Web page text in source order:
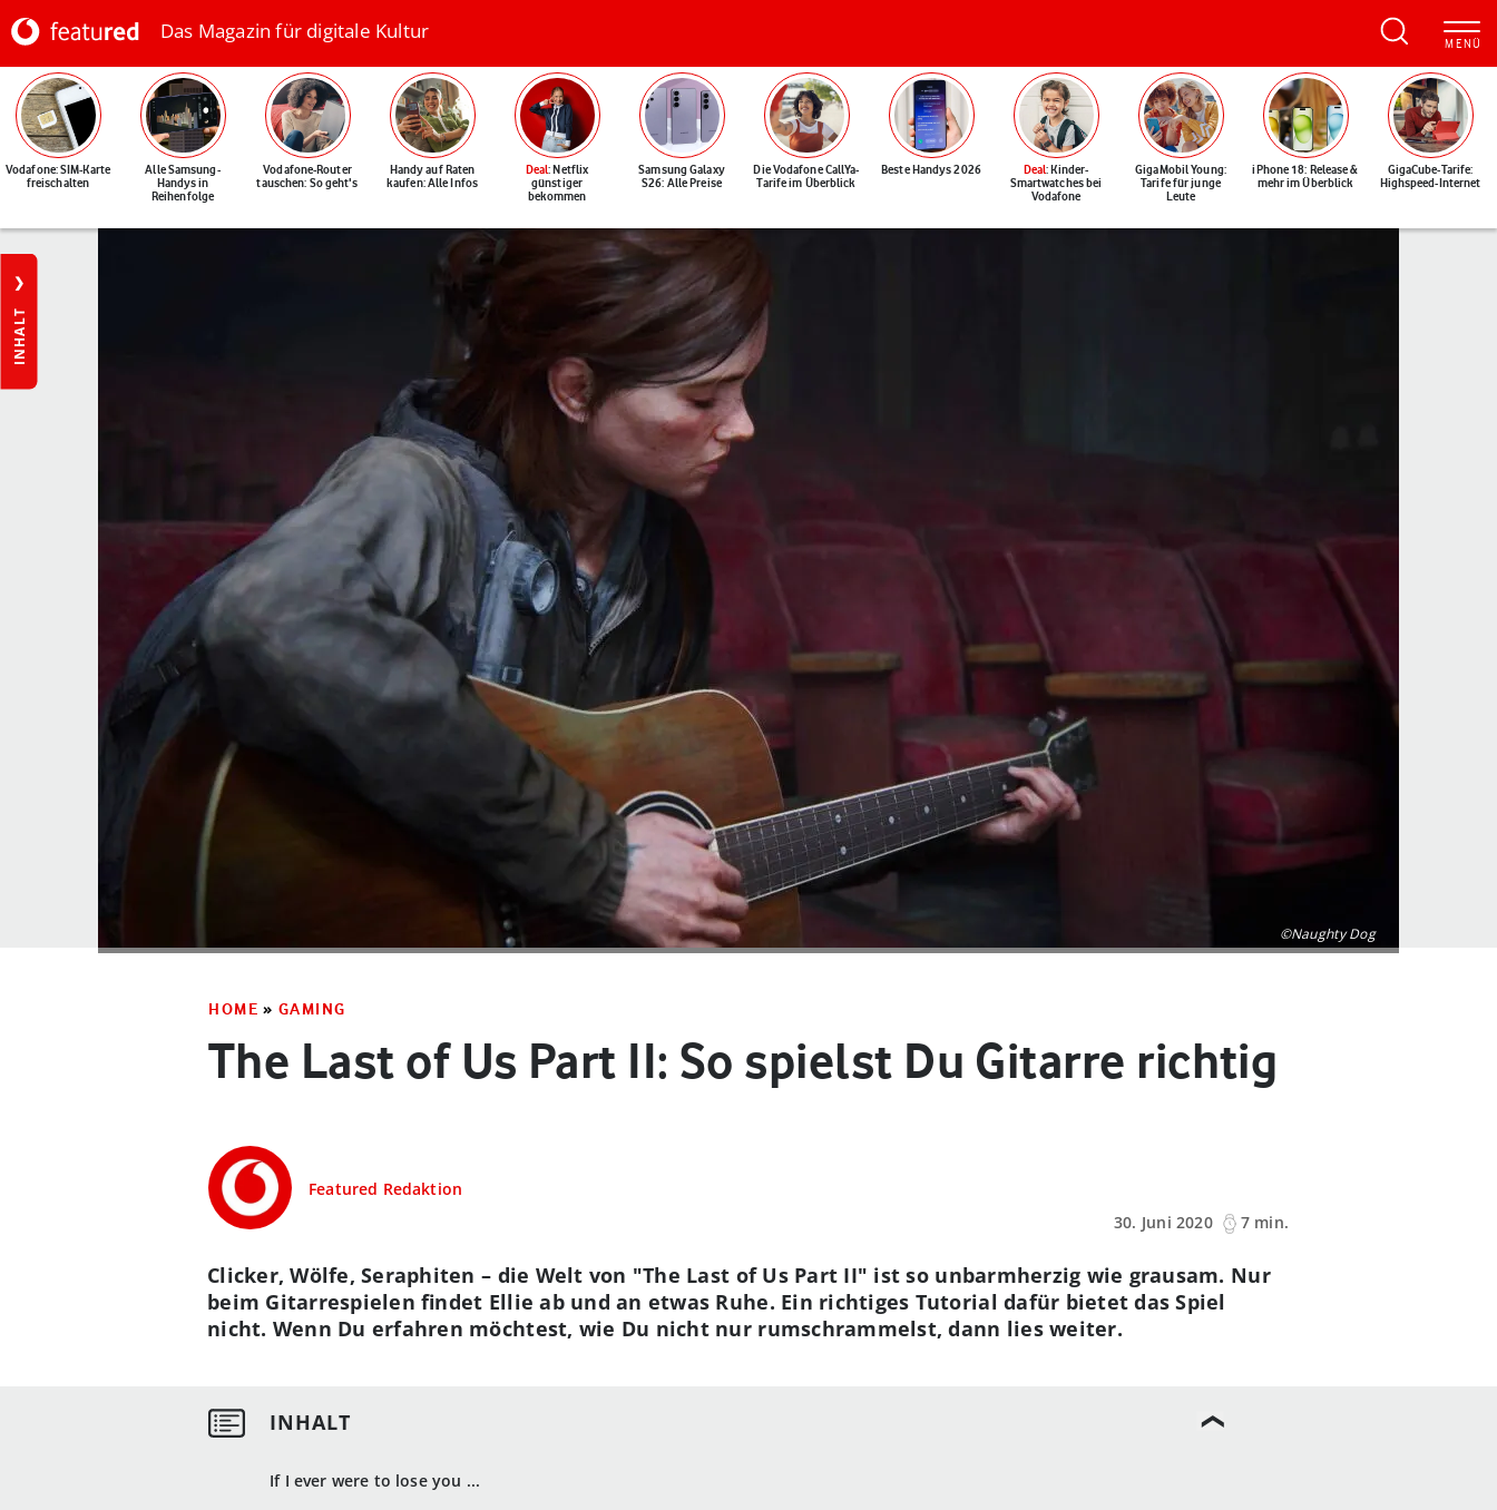
Das Magazin für digitale Kultur
Vodafone: SIM-Karte
freischalten
Alle Samsung-
Handys in
Reihenfolge
Vodafone-Router
tauschen: So geht's
Handy auf Raten
kaufen: Alle Infos
Deal: Netflix
günstiger
bekommen
Samsung Galaxy
S26: Alle Preise
Die Vodafone CallYa-
Tarife im Überblick
Beste Handys 2026 Deal: Kinder-
Smartwatches bei
Vodafone
GigaMobil Young:
Tarife für junge
Leute
iPhone 18: Release &
mehr im Überblick
GigaCube-Tarife:
Highspeed-Internet
INHALT
©Naughty Dog
HOME » GAMING
The Last of Us Part II: So spielst Du Gitarre richtig
Featured Redaktion
30. Juni 2020
7 min.
If I ever were to lose you ...
Clicker, Wölfe, Seraphiten – die Welt von "The Last of Us Part II" ist so unbarmherzig wie grausam. Nur
beim Gitarrespielen findet Ellie ab und an etwas Ruhe. Ein richtiges Tutorial dafür bietet das Spiel
nicht. Wenn Du erfahren möchtest, wie Du nicht nur rumschrammelst, dann lies weiter.